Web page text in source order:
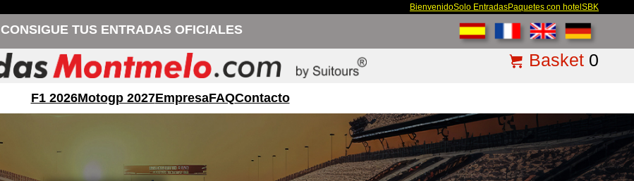
BienvenidoSolo EntradasPaquetes con hotel SBK
CONSIGUE TUS ENTRADAS OFICIALES
Basket 0
F1 2026Motogp 2027EmpresaFAQContacto